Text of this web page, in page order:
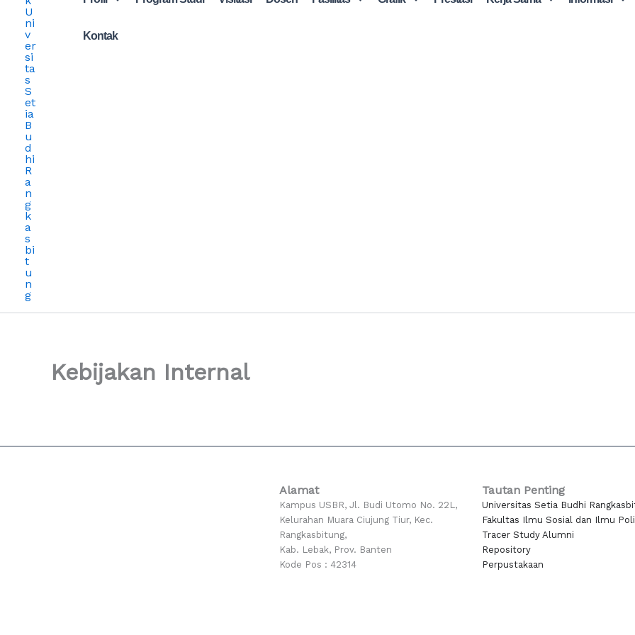
Kontak
Kebijakan Internal
Alamat
Kampus USBR, Jl. Budi Utomo No. 22L,
Kelurahan Muara Ciujung Tiur, Kec.
Rangkasbitung,
Kab. Lebak, Prov. Banten
Kode Pos : 42314
Tautan Penting
Universitas Setia Budhi
Fakultas Ilmu Sosial dan Ilmu
Tracer Study Alumni
Repository
Perpustakaan